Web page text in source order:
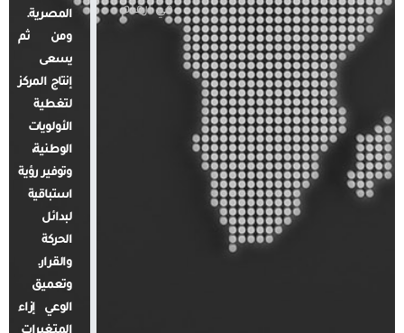
في أرقام
المصرية.
ومن ثم
يسعى
إنتاج المركز
لتغطية
الأولويات
الوطنية،
وتوفير رؤية
استباقية
لبدائل
الحركة
والقرار.
وتعميق
الوعي إزاء